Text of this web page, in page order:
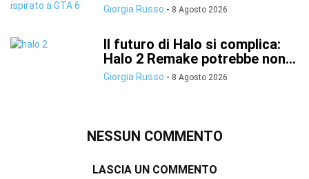
Giorgia Russo - 8 Agosto 2026
Il futuro di Halo si complica:
Halo 2 Remake potrebbe non...
Giorgia Russo - 8 Agosto 2026
NESSUN COMMENTO
LASCIA UN COMMENTO